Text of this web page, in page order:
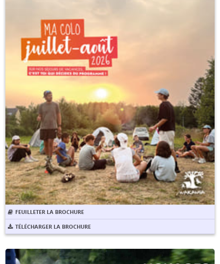
FEUILLETER LA BROCHURE
TÉLÉCHARGER LA BROCHURE